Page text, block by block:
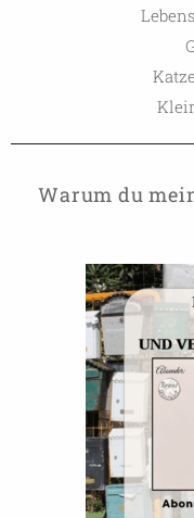
Warum du